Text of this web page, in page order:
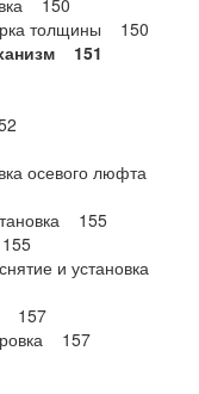
150
толщины 150
151
осевого люфта
155
и установка
157
157